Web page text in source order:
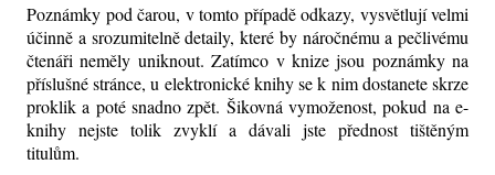
Poznámky pod čarou, v tomto případě odkazy, vysvětlují velmi
účinně a srozumitelně detaily, které by náročnému a pečlivému
čtenáři neměly uniknout. Zatímco v knize jsou poznámky na
příslušné stránce, u elektronické knihy se k nim dostanete skrze
proklik a poté snadno zpět. Šikovná vymoženost, pokud na e-
knihy nejste tolik zvyklí a dávali jste přednost tištěným
titulům.